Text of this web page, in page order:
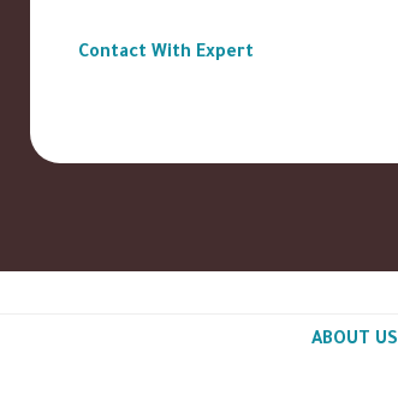
Contact With Expert
ABOUT US